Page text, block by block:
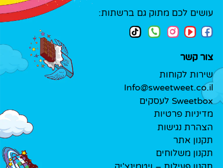
עושים לכם מתוק גם ברשתות:
צור קשר
שירות לקוחות
Info@sweetweet.co.il
Sweetbox לעסקים
מדיניות פרטיות
הצהרת נגישות
תקנון אתר
תקנון משלוחים